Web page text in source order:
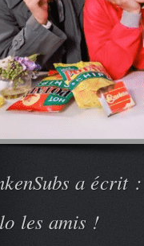
a écrit :
les amis !